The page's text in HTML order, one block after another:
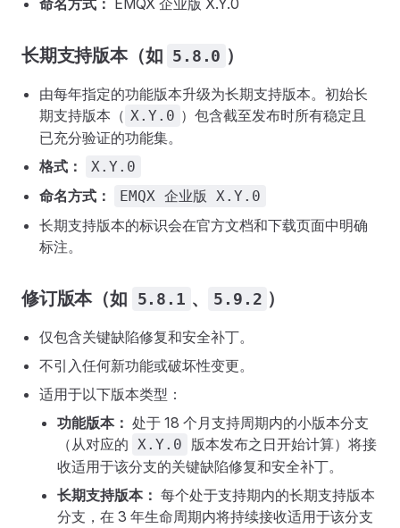
命名方式： EMQX 企业版 X.Y.0
长期支持版本（如 5.8.0 ）
由每年指定的功能版本升级为长期支持版本。初始长
期支持版本（ X.Y.0 ）包含截至发布时所有稳定且
已充分验证的功能集。
格式：
X.Y.0
命名方式： EMQX 企业版 X.Y.0
长期支持版本的标识会在官方文档和下载页面中明确
标注。
修订版本（如 5.8.1 、 5.9.2 ）
仅包含关键缺陷修复和安全补丁。
不引入任何新功能或破坏性变更。
适用于以下版本类型：
功能版本： 处于 18 个月支持周期内的小版本分支
（从对应的 X.Y.0
版本发布之日开始计算）将接
收适用于该分支的关键缺陷修复和安全补丁。
长期支持版本： 每个处于支持期内的长期支持版本
分支，在 3 年生命周期内将持续接收适用于该分支